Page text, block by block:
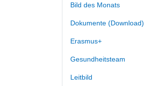
Bild des Monats
Dokumente (Download)
Erasmus+
Gesundheitsteam
Leitbild